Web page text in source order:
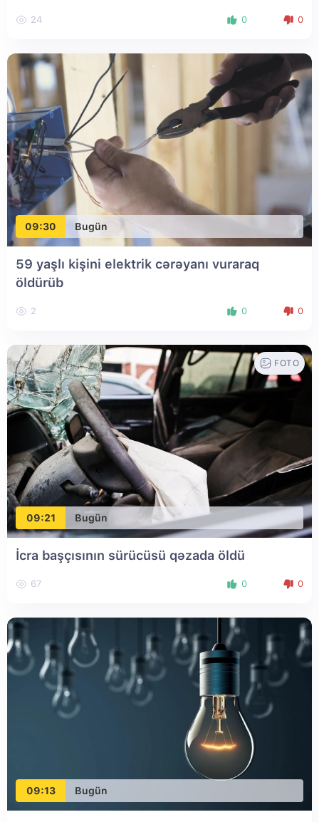
24 0 0
09:30 Bugün
59 yaşlı kişini elektrik cərəyanı vuraraq
öldürüb
2 0 0
09:21 Bugün
FOTO
İcra başçısının sürücüsü qəzada öldü
67 0 0
09:13 Bugün